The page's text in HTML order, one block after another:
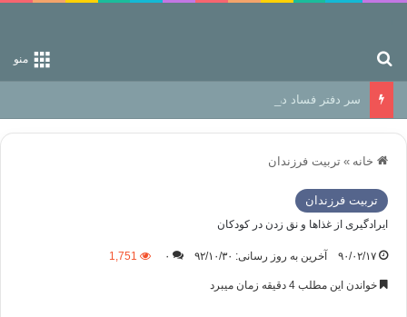
منو
سر دفتر فساد در زمین‌، دوری وکناره‌گیری از راه خداست‌!
خانه » تربیت فرزندان
تربیت فرزندان
ایرادگیری از غذاها و نق زدن در كودكان
۹۰/۰۲/۱۷ آخرین به روز رسانی: ۹۲/۱۰/۳۰ ۰ 1,751
خواندن این مطلب 4 دقیقه زمان میبرد